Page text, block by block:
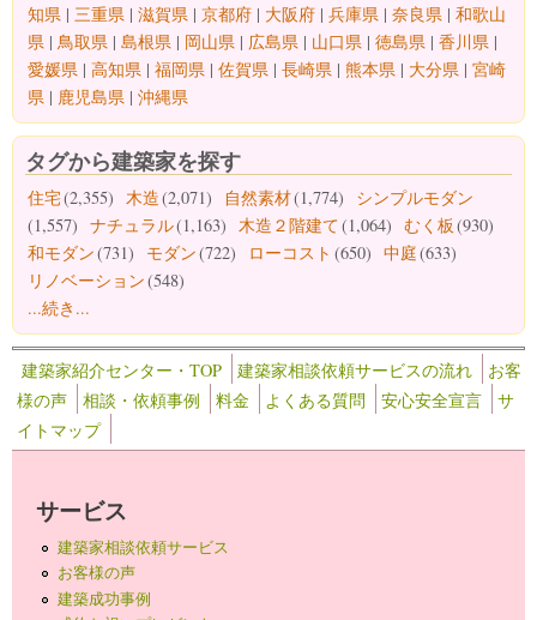
知県 | 三重県 | 滋賀県 | 京都府 | 大阪府 | 兵庫県 | 奈良県 | 和歌山
県 | 鳥取県 | 島根県 | 岡山県 | 広島県 | 山口県 | 徳島県 | 香川県 |
愛媛県 | 高知県 | 福岡県 | 佐賀県 | 長崎県 | 熊本県 | 大分県 | 宮崎
県 | 鹿児島県 | 沖縄県
タグから建築家を探す
住宅(2,355) 木造(2,071) 自然素材(1,774)
シンプルモダン
(1,557) ナチュラル(1,163) 木造２階建て(1,064) むく板 (930)
和モダン(731) モダン(722) ローコスト (650) 中庭(633)
リノベーション(548)
...続き...
建築家紹介センター・TOP 建築家相談依頼サービスの流れ
お客
様の声
相談・依頼事例 料金 よくある質問 安心安全宣言
サ
イトマップ
サービス
建築家相談依頼サービス
お客様の声
建築成功事例